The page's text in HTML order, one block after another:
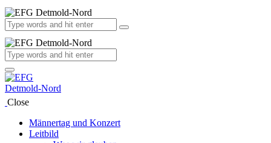
Close
Männertag und Konzert
Leitbild